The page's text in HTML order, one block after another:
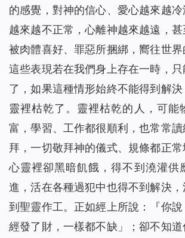
的感覺，對神的信心、愛心越來越
越來越不正常，心離神越來越遠，甚
被肉體喜好、罪惡所捆綁，嚮往世界
這些表現若在我們身上存在一時，
了，如果這種情形始終不能得到解
靈裡枯乾了。靈裡枯乾的人，可能
富，學習、工作都很順利，也常常
拜，一切敬拜神的儀式、規條都正
心靈裡卻黑暗飢餓，得不到澆灌供
進，活在各種過犯中也得不到解決
到聖靈作工。正如經上所說：『你
經發了財，一樣都不缺」；卻不知